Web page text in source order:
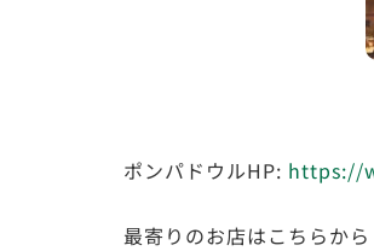
ポンパドウルHP: https://
最寄りのお店はこちらから